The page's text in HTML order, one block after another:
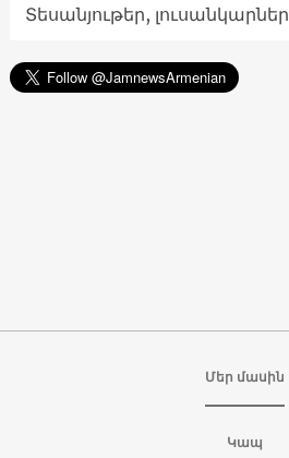
Տեսանյութեր, լուսանկարներ
Մեր մասին
Կապ